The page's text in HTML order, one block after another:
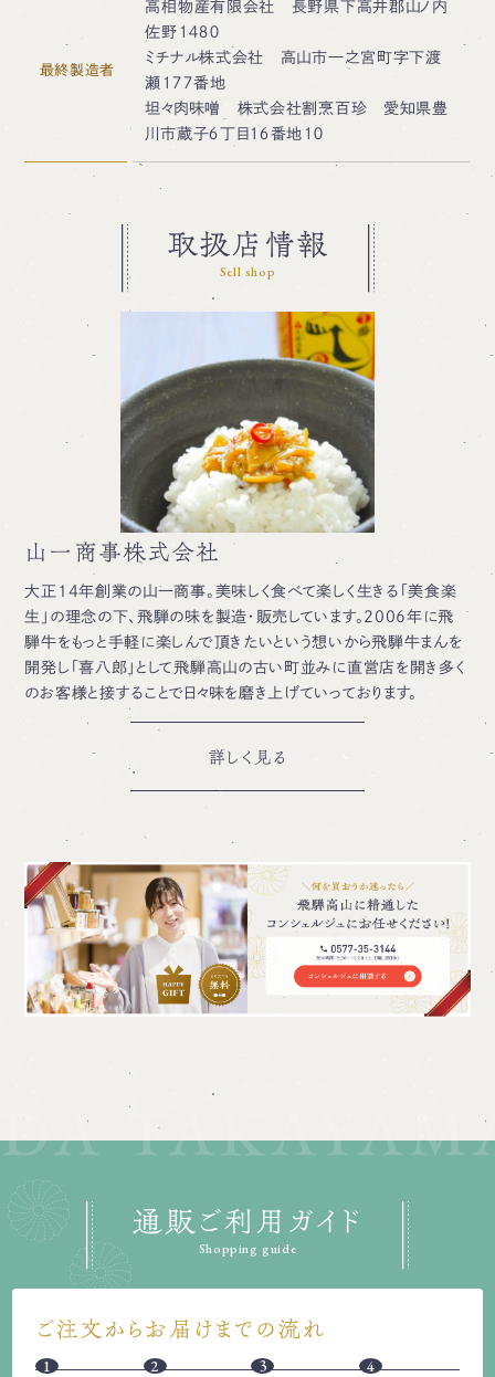
最終製造者
高相物産有限会社 長野県下高井郡山ノ内
佐野１４８０
ミチナル株式会社 高山市一之宮町字下渡
瀬１７７番地
坦々肉味噌 株式会社割烹百珍 愛知県豊
川市蔵子６丁目１６番地１０
取扱店情報
Sell shop
山一商事株式会社
大正14年創業の山一商事。美味しく食べて楽しく生きる「美食楽
生」の理念の下、飛騨の味を製造・販売しています。2006年に飛
騨牛をもっと手軽に楽しんで頂きたいという想いから飛騨牛まんを
開発し「喜八郎」として飛騨高山の古い町並みに直営店を開き多く
のお客様と接することで日々味を磨き上げていっております。
詳しく見る
通販ご利用ガイド
Shopping guide
ご注文からお届けまでの流れ
1 2 3 4